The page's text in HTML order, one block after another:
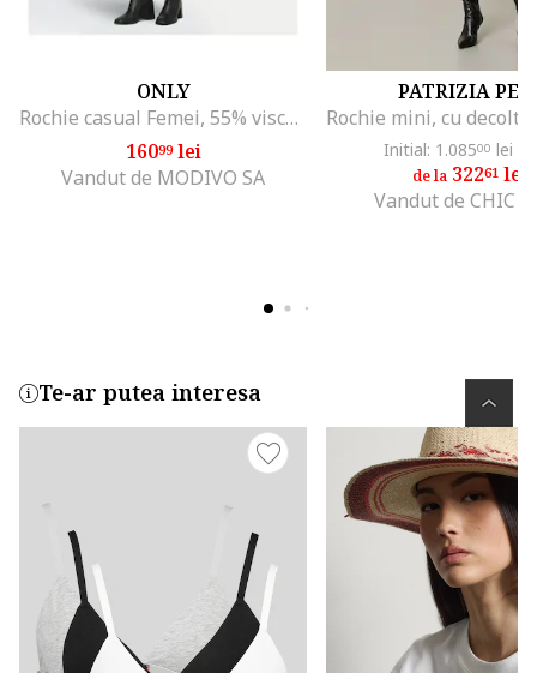
ONLY
Rochie casual Femei, 55% viscoza, 45% nailon, Negru/Alb, Negru
16099lei
Vandut de MODIVO SA
PATRIZIA
Initial: 1.08500 lei
de la 32261 lei
Vandut de CHIC
Te-ar putea interesa